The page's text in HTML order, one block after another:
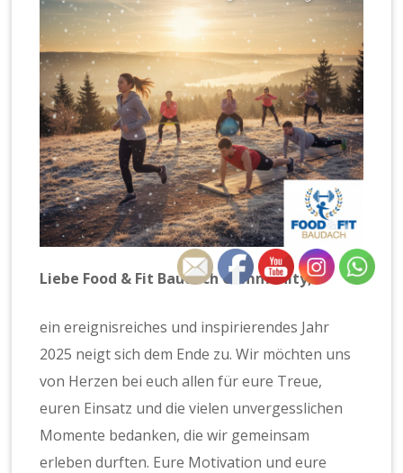
Liebe Food & Fit Baudach Community,
ein ereignisreiches und inspirierendes Jahr
2025 neigt sich dem Ende zu. Wir möchten uns
von Herzen bei euch allen für eure Treue,
euren Einsatz und die vielen unvergesslichen
Momente bedanken, die wir gemeinsam
erleben durften. Eure Motivation und eure